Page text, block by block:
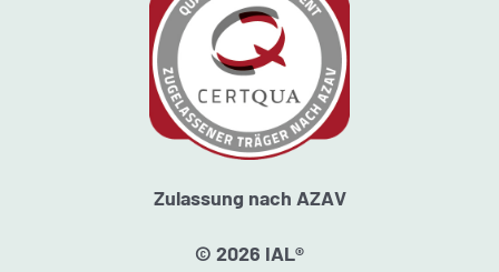
Zulassung nach AZAV
© 2026 IAL®